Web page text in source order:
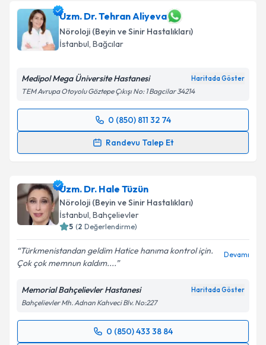
için bir takvim hazırlandığında e-posta ile
bilgilendireceğiz.
E-posta Adresiniz
Kişisel verilerimin işlenmesine ilişkinAydınlatma
'ni okudum ve kişisel verilerimin belirtilen
kapsamda işlenmesini kabul ediyorum.
Uzm. Dr. Tehran Aliyeva
Nöroloji (Beyin ve Sinir Hastalıkları)
İstanbul, Bağcılar
Medipol Mega Üniversite Hastanesi Haritada Göster
TEM Avrupa Otoyolu Göztepe Çıkışı No: 1 Bagcilar 34214
0 (850) 811 32 74
Randevu Talep Et
Randevu Takvimi Talebi
takvim hazırlandığında e-posta ile bilgilendireceğiz.
E-posta Adresiniz
kapsamda işlenmesini kabul ediyorum.
Takvim Talebini Gönder
Uzm. Dr. Hale Tüzün
Nöroloji (Beyin ve Sinir Hastalıkları)
İstanbul, Bahçelievler
5 (2 Değerlendirme)
Türkmenistandan geldim Hatice hanıma kontrol için.
Çok çok memnun kaldım....
Devamı
Memorial Bahçelievler Hastanesi Haritada Göster
Bahçelievler Mh. Adnan Kahveci Blv. No:227
0 (850) 433 38 84
Randevu Takvimi Talebi